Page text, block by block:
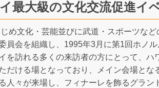
最大級の文化交流促進イ
め文化・芸能並びに武道・スポーツなど
員会を組織し、1995年3月に第1回ホノル
を訪れる多くの来訪者の方にとって、ハ
ける場となっており、メイン会場とな
人々が来場し、フィナーレを飾るグラン